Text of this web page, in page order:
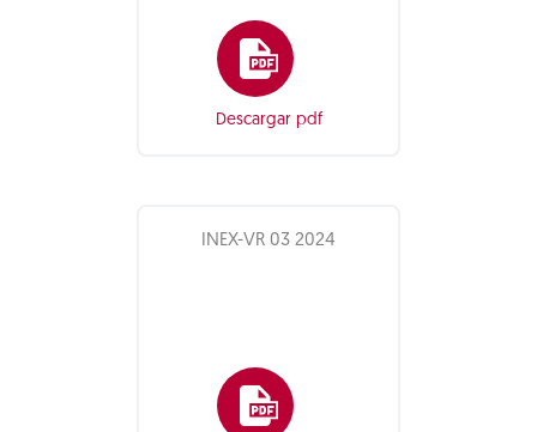
Descargar pdf
INEX-VR 03 2024